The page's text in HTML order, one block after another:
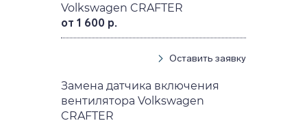
Volkswagen CRAFTER
от 1 600 р.
Оставить заявку
Замена датчика включения
вентилятора Volkswagen
CRAFTER